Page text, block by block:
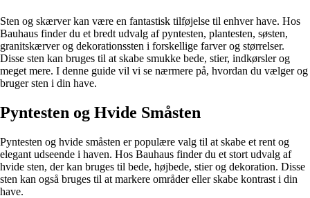
Sten og skærver kan være en fantastisk tilføjelse til enhver have. Hos
Bauhaus finder du et bredt udvalg af pyntesten, plantesten, søsten,
granitskærver og dekorationssten i forskellige farver og størrelser.
Disse sten kan bruges til at skabe smukke bede, stier, indkørsler og
meget mere. I denne guide vil vi se nærmere på, hvordan du vælger og
bruger sten i din have.
Pyntesten og Hvide Småsten
Pyntesten og hvide småsten er populære valg til at skabe et rent og
elegant udseende i haven. Hos Bauhaus finder du et stort udvalg af
hvide sten, der kan bruges til bede, højbede, stier og dekoration. Disse
sten kan også bruges til at markere områder eller skabe kontrast i din
have.